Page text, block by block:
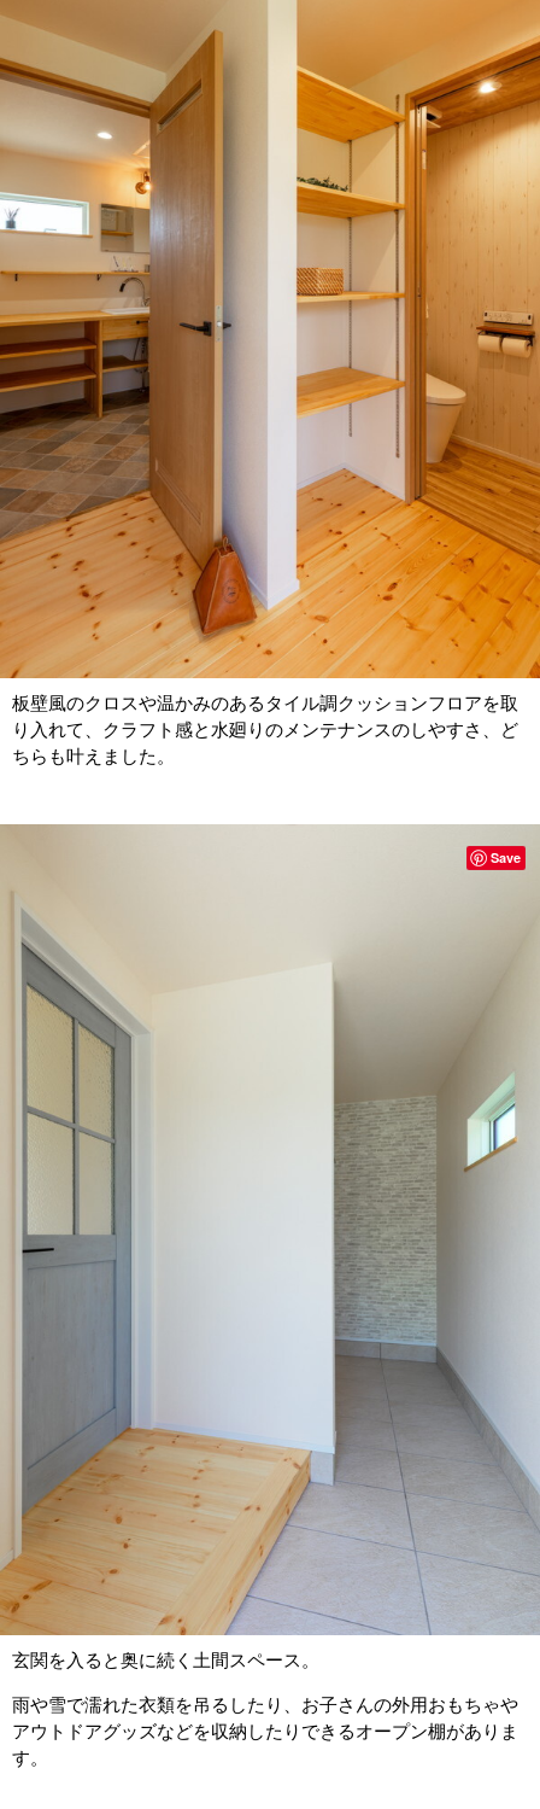
板壁風のクロスや温かみのあるタイル調クッションフロアを取
り入れて、クラフト感と水廻りのメンテナンスのしやすさ、ど
ちらも叶えました。
玄関を入ると奥に続く土間スペース。
雨や雪で濡れた衣類を吊るしたり、お子さんの外用おもちゃや
アウトドアグッズなどを収納したりできるオープン棚がありま
す。
Save